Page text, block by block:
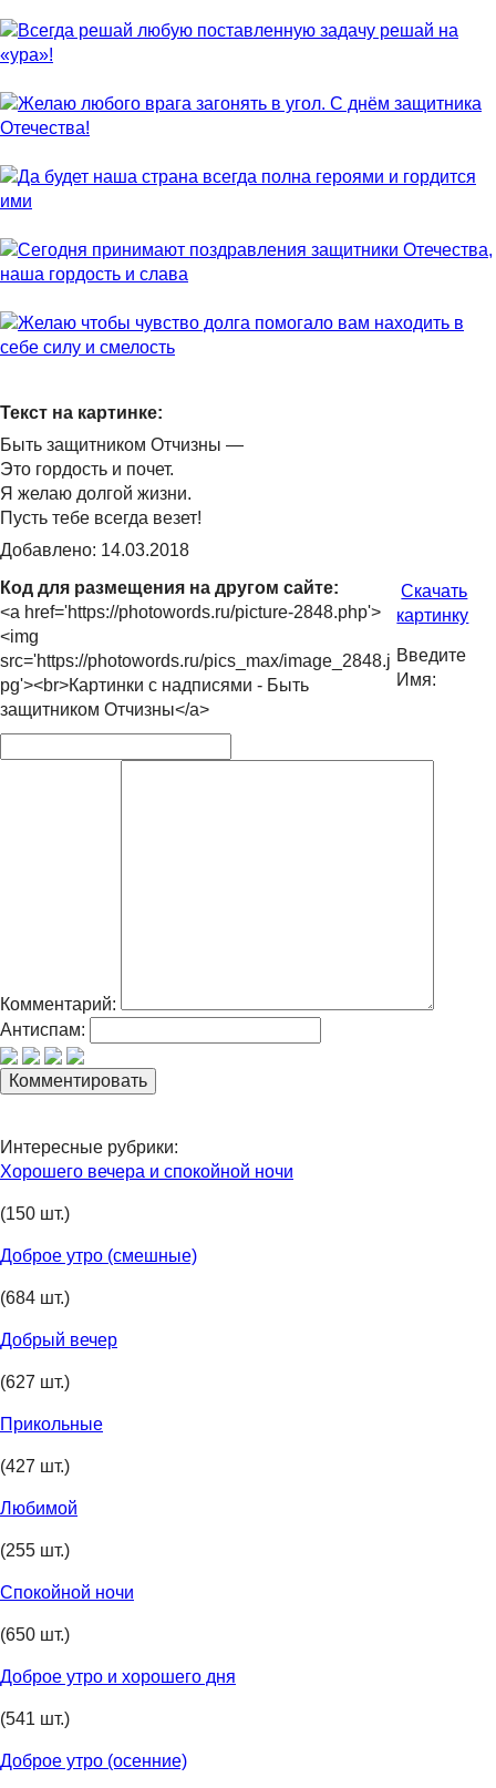
Текст на картинке:
Быть защитником Отчизны —
Это гордость и почет.
Я желаю долгой жизни.
Пусть тебе всегда везет!
Добавлено: 14.03.2018
Код для размещения на другом сайте:
<a href='https://photowords.ru/picture-2848.php'>
<img
src='https://photowords.ru/pics_max/image_2848.j
pg'><br>Картинки с надписями - Быть
защитником Отчизны</a>
Скачать
картинку
Введите
Имя:
Комментарий:
Антиспам:
Интересные рубрики:
Хорошего вечера и спокойной ночи
(150 шт.)
Доброе утро (смешные)
(684 шт.)
Добрый вечер
(627 шт.)
Прикольные
(427 шт.)
Любимой
(255 шт.)
Спокойной ночи
(650 шт.)
Доброе утро и хорошего дня
(541 шт.)
Доброе утро (осенние)